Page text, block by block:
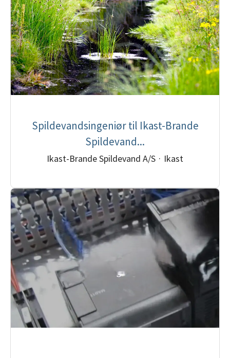
Spildevandsingeniør til Ikast-Brande
Spildevand...
Ikast-Brande Spildevand A/S · Ikast